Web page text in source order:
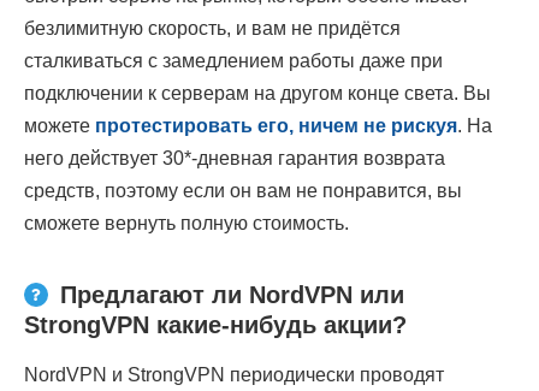
безлимитную скорость, и вам не придётся
сталкиваться с замедлением работы даже при
подключении к серверам на другом конце света. Вы
можете протестировать его, ничем не рискуя. На
него действует 30*-дневная гарантия возврата
средств, поэтому если он вам не понравится, вы
сможете вернуть полную стоимость.
Предлагают ли NordVPN или
StrongVPN какие-нибудь акции?
NordVPN и StrongVPN периодически проводят